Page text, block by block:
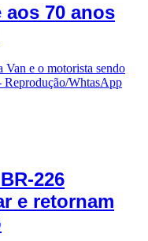
70 anos
226
e retornam